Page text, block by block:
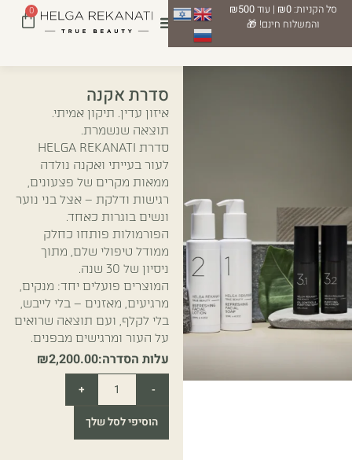
סל הקניות:₪0 | עוד₪500
והמשלוח חינם! 🎁
0
סדרת אקנה
איזון עדין. תיקון אמיתי.
תוצאה שנשמרת.
סדרת HELGA REKANATI
לעור בעייתי ואקנה נולדה
ממאות מקרים של פצעונים,
רגישות ודלקת – אצל בני נוער
ונשים בוגרות כאחד.
הפורמולות פותחו כחלק
ממודל טיפולי שלם, מתוך
ניסיון של 30 שנה.
המוצרים פועלים יחד: מנקים,
מרגיעים, מאזנים – בלי לייבש,
בלי לקלף, ועם תוצאה שרואים
על העור ומרגישים מבפנים.
עלות הסדרה: ₪2,200.00
-
+
הוסיפי לסל שלך